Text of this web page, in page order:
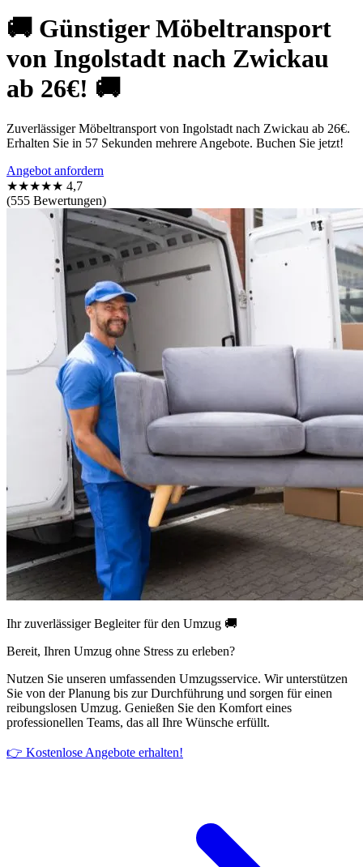
🚚 Günstiger Möbeltransport
von Ingolstadt nach Zwickau
ab 26€! 🚚
Zuverlässiger Möbeltransport von Ingolstadt nach Zwickau ab 26€.
Erhalten Sie in 57 Sekunden mehrere Angebote. Buchen Sie jetzt!
Angebot anfordern
★★★★★ 4,7
(555 Bewertungen)
Ihr zuverlässiger Begleiter für den Umzug 🚚
Bereit, Ihren Umzug ohne Stress zu erleben?
Nutzen Sie unseren umfassenden Umzugsservice. Wir unterstützen
Sie von der Planung bis zur Durchführung und sorgen für einen
reibungslosen Umzug. Genießen Sie den Komfort eines
professionellen Teams, das all Ihre Wünsche erfüllt.
👉 Kostenlose Angebote erhalten!